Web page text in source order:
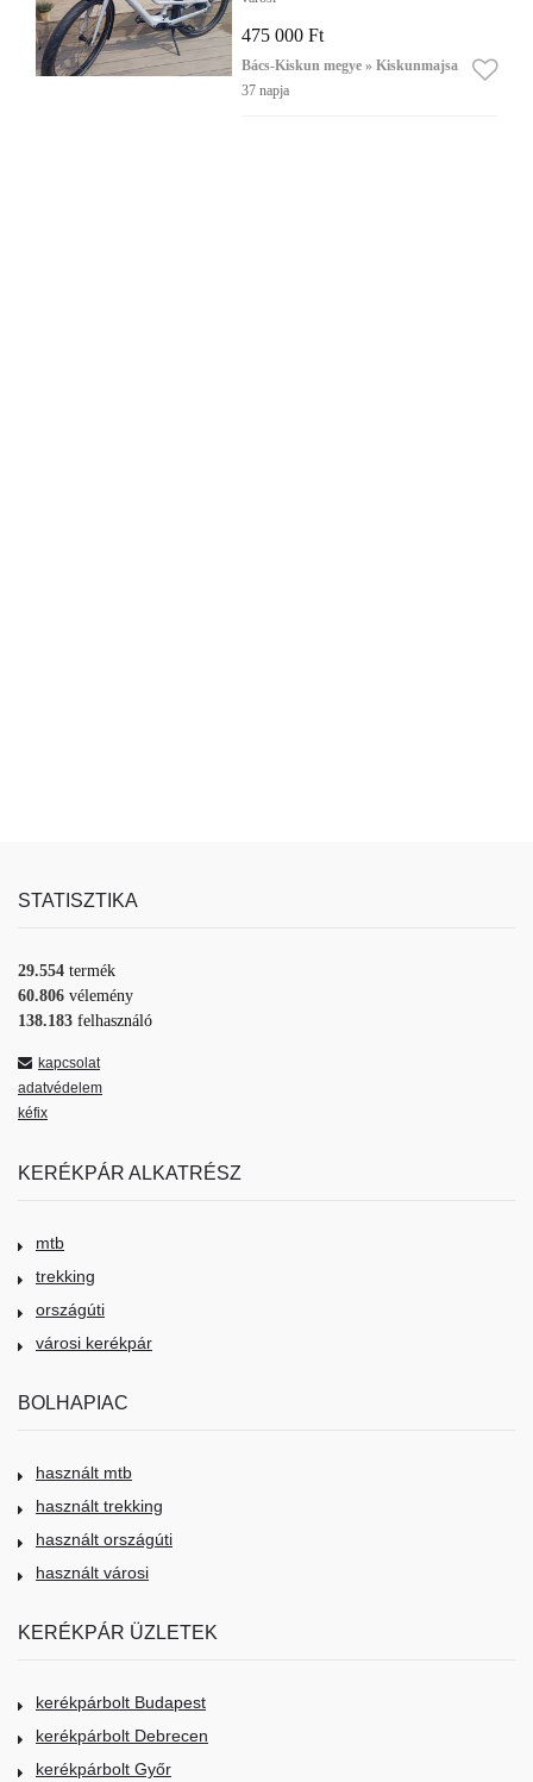
475 000 Ft
Bács-Kiskun megye » Kiskunmajsa
37 napja
STATISZTIKA
29.554 termék
60.806 vélemény
138.183 felhasználó
kapcsolat
adatvédelem
kéfix
KERÉKPÁR ALKATRÉSZ
mtb
trekking
országúti
városi kerékpár
BOLHAPIAC
használt mtb
használt trekking
használt országúti
használt városi
KERÉKPÁR ÜZLETEK
kerékpárbolt Budapest
kerékpárbolt Debrecen
kerékpárbolt Győr